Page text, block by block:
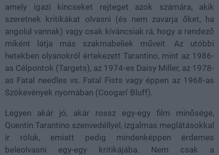
amely igazi kincseket rejteget azok számára, akik
szeretnek kritikákat olvasni (és nem zavarja őket, ha
angolul vannak) vagy csak kíváncsiak rá, hogy a rendező
miként látja más szakmabeliek műveit. Az utóbbi
hetekben olyanokról értekezett Tarantino, mint az 1986-
as Célpontok (Targets), az 1974-es Daisy Miller, az 1978-
as Fatal needles vs. Fatal Fists vagy éppen az 1968-as
Szökevények nyomában (Coogan' Bluff).
Legyen akár jó, akár rossz egy-egy film minősége,
Quentin Tarantino szenvedéllyel, izgalmas meglátásokkal
ír róluk, emiatt pedig mindenképpen érdemes
beleolvasni egy-egy kritikájába. Nem csak a